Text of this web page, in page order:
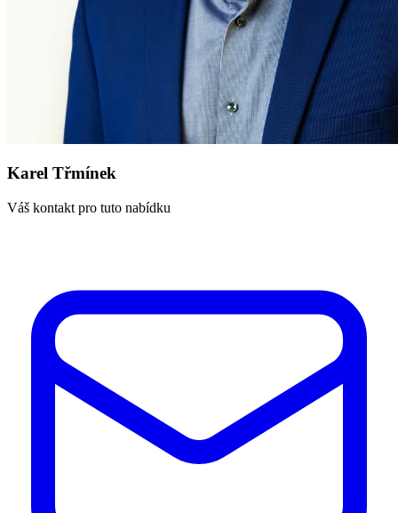
Karel Třmínek
Váš kontakt pro tuto nabídku